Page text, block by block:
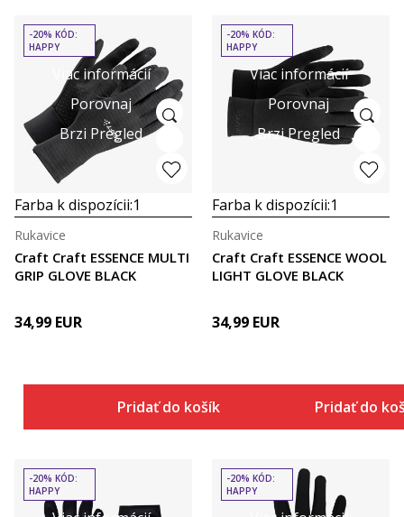
Viac informácií
Porovnaj
Brzi Pregled
-20% KÓD:
HAPPY
Farba k dispozícii:1
Craft Craft ESSENCE MULTI
GRIP GLOVE BLACK
Rukavice
34,99 EUR
Pridať do košíka
Viac informácií
Porovnaj
Brzi Pregled
-20% KÓD:
HAPPY
Farba k dispozícii:1
Craft Craft ESSENCE WOOL
LIGHT GLOVE BLACK
Rukavice
34,99 EUR
Pridať do
-20% KÓD:
HAPPY
-20% KÓD:
HAPPY